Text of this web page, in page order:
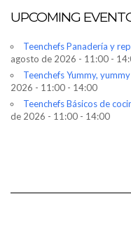
UPCOMING
Teenchefs Panadería y
agosto de 2026 - 11:00 -
Teenchefs Yummy,
2026 - 11:00 - 14:00
Teenchefs Básicos de
de 2026 - 11:00 - 14:00